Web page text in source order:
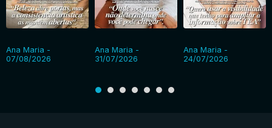
Ana Maria -
07/08/2026
Ana Maria -
31/07/2026
Ana Maria -
24/07/2026